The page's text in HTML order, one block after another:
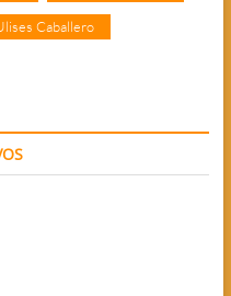
Caballero